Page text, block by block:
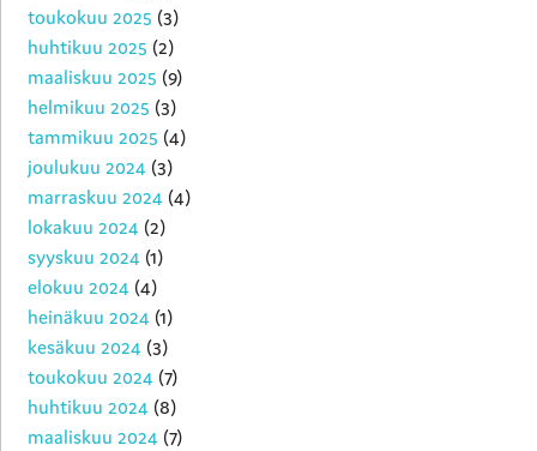
toukokuu 2025 (3)
huhtikuu 2025 (2)
maaliskuu 2025 (9)
helmikuu 2025 (3)
tammikuu 2025 (4)
joulukuu 2024 (3)
marraskuu 2024 (4)
lokakuu 2024 (2)
syyskuu 2024 (1)
elokuu 2024 (4)
heinäkuu 2024 (1)
kesäkuu 2024 (3)
toukokuu 2024 (7)
huhtikuu 2024 (8)
maaliskuu 2024 (7)